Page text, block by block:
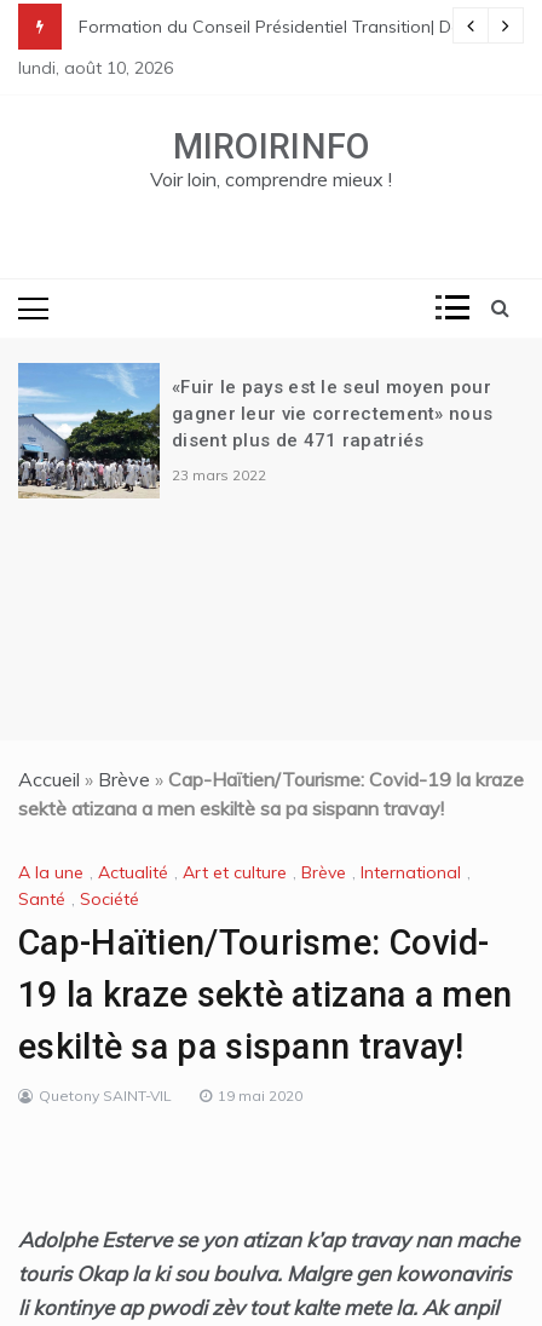
content
à St Raphael | Le premier Garry Conille rencontre les
pénale en Haïti
Transition| Ariel Henry remet sa démission| Le Canada se
Formation du Conseil Présidentiel Transition|
lundi, août 10, 2026
MIROIRINFO
Voir loin, comprendre mieux !
«Fuir le pays est le seul moyen pour
gagner leur vie correctement» nous
disent plus de 471 rapatriés
23 mars 2022
Accueil » Brève » Cap-Haïtien/Tourisme: Covid-19 la kraze
sektè atizana a men eskiltè sa pa sispann travay!
A la une , Actualité , Art et culture , Brève , International ,
Santé , Société
Cap-Haïtien/Tourisme: Covid-
19 la kraze sektè atizana a men
eskiltè sa pa sispann travay!
Quetony SAINT-VIL 19 mai 2020
Adolphe Esterve se yon atizan k’ap travay nan mache
touris Okap la ki sou boulva. Malgre gen kowonaviris
li kontinye ap pwodi zèv tout kalte mete la. Ak anpil